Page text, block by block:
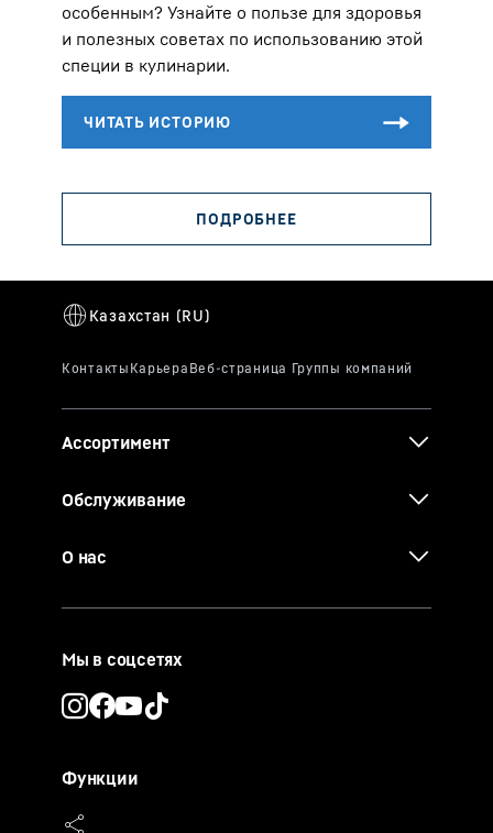
особенным? Узнайте о пользе для здоровья
и полезных советах по использованию этой
специи в кулинарии.
Ассортимент
Обслуживание
О нас
Мы в соцсетях
Функции